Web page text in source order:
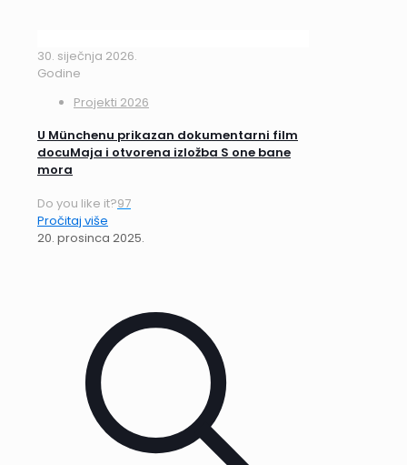
30. siječnja 2026.
Godine
Projekti 2026
U Münchenu prikazan dokumentarni film
docuMaja i otvorena izložba S one bane
mora
Do you like it?97
Pročitaj više
20. prosinca 2025.